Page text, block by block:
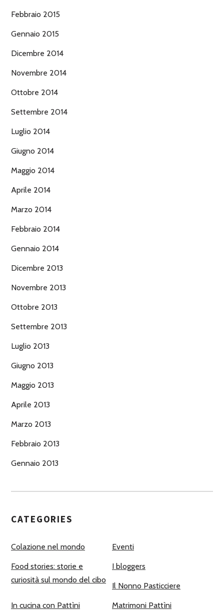
Febbraio 2015
Gennaio 2015
Dicembre 2014
Novembre 2014
Ottobre 2014
Settembre 2014
Luglio 2014
Giugno 2014
Maggio 2014
Aprile 2014
Marzo 2014
Febbraio 2014
Gennaio 2014
Dicembre 2013
Novembre 2013
Ottobre 2013
Settembre 2013
Luglio 2013
Giugno 2013
Maggio 2013
Aprile 2013
Marzo 2013
Febbraio 2013
Gennaio 2013
CATEGORIES
Colazione nel mondo Eventi
Food stories: storie e
curiosità sul mondo del cibo
I bloggers
Il Nonno Pasticciere
In cucina con Pattìni Matrimoni Pattìni